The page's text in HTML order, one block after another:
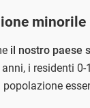
minorile
il nostro paese
i residenti